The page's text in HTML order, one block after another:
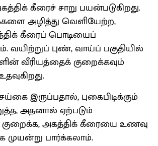
கீரைச் சாறு பயன்படுகிறது.
அழித்து வெளியேற்ற,
கீரைப் பொடியைப்
வயிற்றுப் புண், வாய்ப் பகுதியில்
வீரியத்தைக் குறைக்கவும்
இருப்பதால், புகைபிடிக்கும்
அதனால் ஏற்படும்
குறைக்க, அகத்திக் கீரையை உணவு
முயன்று பார்க்கலாம்.